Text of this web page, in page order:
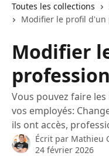
Toutes les collections
Modifier le profil d'un
Modifier
Vous pouvez faire
vos employés:
ils ont accès,
Écrit par Mathieu
24 février 2026